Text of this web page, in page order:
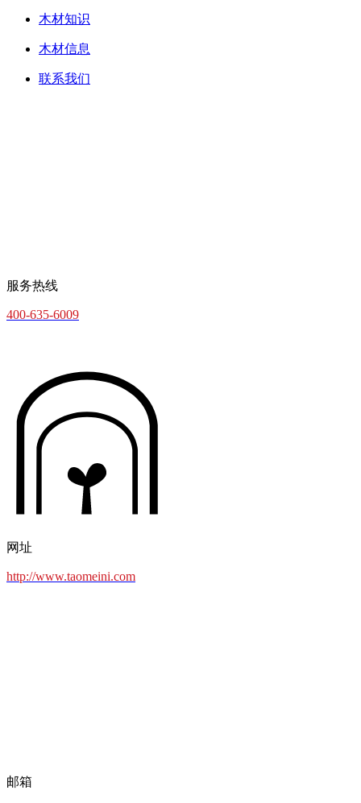
木材知识
木材信息
联系我们
服务热线
400-635-6009
网址
http://www.taomeini.com
邮箱